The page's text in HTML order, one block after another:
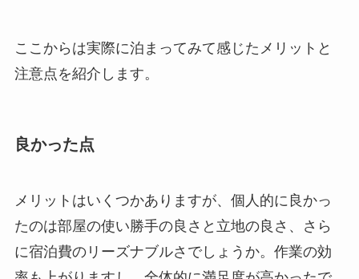
ここからは実際に泊まってみて感じたメリットと
注意点を紹介します。
良かった点
メリットはいくつかありますが、個人的に良かっ
たのは部屋の使い勝手の良さと立地の良さ、さら
に宿泊費のリーズナブルさでしょうか。作業の効